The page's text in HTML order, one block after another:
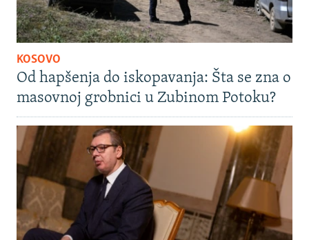
KOSOVO
Od hapšenja do iskopavanja: Šta se zna o
masovnoj grobnici u Zubinom Potoku?